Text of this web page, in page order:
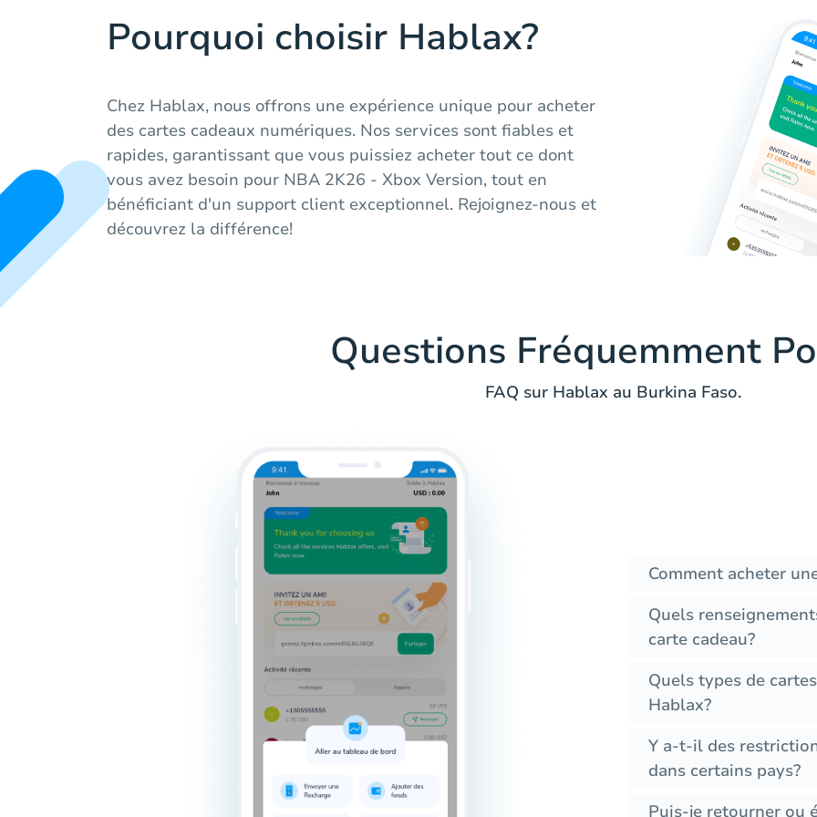
Pourquoi choisir Hablax?
Chez Hablax, nous offrons une expérience unique pour acheter
des cartes cadeaux numériques. Nos services sont fiables et
rapides, garantissant que vous puissiez acheter tout ce dont
vous avez besoin pour NBA 2K26 - Xbox Version, tout en
bénéficiant d'un support client exceptionnel. Rejoignez-nous et
découvrez la différence!
Questions Fréquemment
FAQ sur Hablax au Burkina Faso.
Comment acheter
Quels
carte cadeau?
Quels types de
Hablax?
Y a-t-il des
dans certains pays?
Puis-je retourner ou